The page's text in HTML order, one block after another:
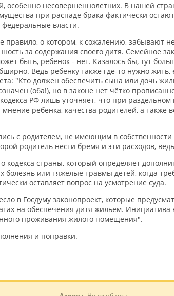
особенно несовершеннолетних. В нашей
при распаде брака фактически
федеральные власти.
правило, о котором, к сожалению, забывают
за содержания своего дитя. Семейное
быть, ребёнок - нет. Казалось бы, тут
Ведь ребёнку также где-то нужно жить,
"Кто должен обеспечить сына или дочь
(оба!), но в законе нет чётко
РФ лишь уточняет, что при
ребёнка, качества родителей, а также
с родителем, не имеющим в
родитель нести бремя и эти расходов,
кодекса страны, который определяет
или тяжёлые травмы детей, когда
оставляет вопрос на усмотрение суда.
в Госдуму законопроект, которые
на обеспечения дитя жильём.
проживания жилого помещения".
и поправки.